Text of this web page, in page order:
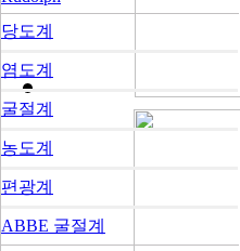
당도계
염도계
굴절계
농도계
편광계
ABBE 굴절계